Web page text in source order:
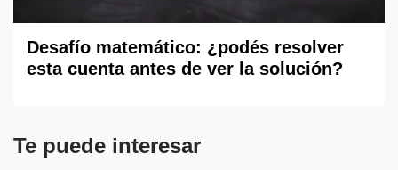
Desafío matemático: ¿podés resolver
esta cuenta antes de ver la solución?
Te puede interesar